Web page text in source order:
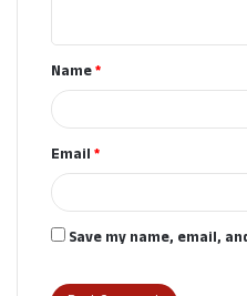
t
*Name*
Email*
Save my name, email,